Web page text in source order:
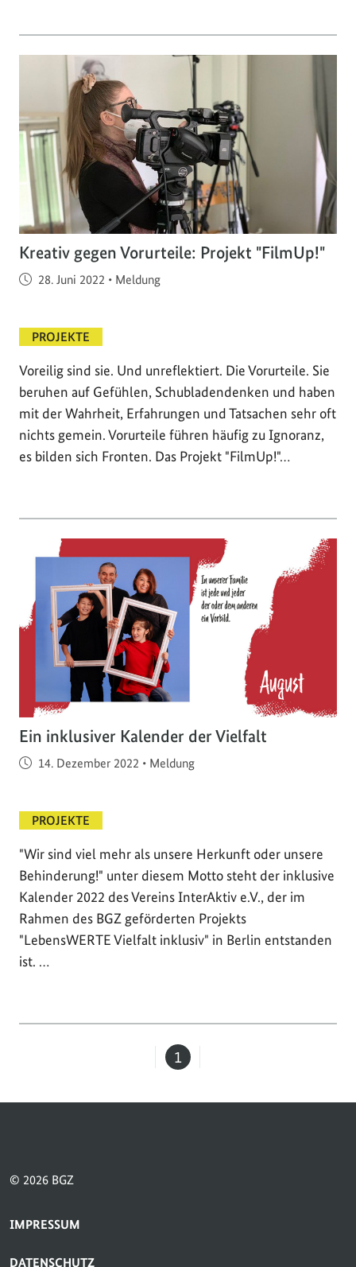
Kreativ gegen Vorurteile: Projekt "FilmUp!"
Veröffentlicht am
28. Juni 2022 • Meldung
PROJEKTE
Voreilig sind sie. Und unreflektiert. Die Vorurteile. Sie
beruhen auf Gefühlen, Schubladendenken und haben
mit der Wahrheit, Erfahrungen und Tatsachen sehr oft
nichts gemein. Vorurteile führen häufig zu Ignoranz,
es bilden sich Fronten. Das Projekt "FilmUp!"…
Ein inklusiver Kalender der Vielfalt
Veröffentlicht am
14. Dezember 2022 • Meldung
PROJEKTE
"Wir sind viel mehr als unsere Herkunft oder unsere
Behinderung!" unter diesem Motto steht der inklusive
Kalender 2022 des Vereins InterAktiv e.V., der im
Rahmen des BGZ geförderten Projekts
"LebensWERTE Vielfalt inklusiv" in Berlin entstanden
ist. …
Seite
1
© 2026 BGZ
SERVICE-NAVIGATION FUSSBEREICH
IMPRESSUM
DATENSCHUTZ